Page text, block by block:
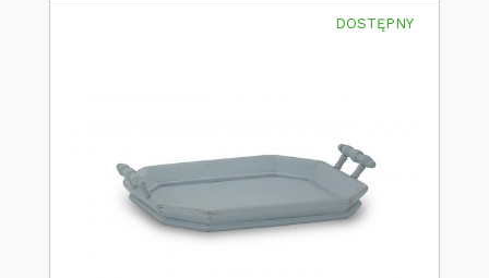
DOSTĘPNY